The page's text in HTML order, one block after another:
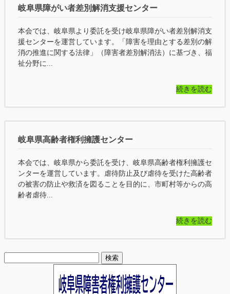
岐阜県障がい者差別解消支援センター
本会では、岐阜県より委託を受け岐阜県障がい者差別解消支
援センターを運営しています。「障害を理由とする差別の解
消の推進に関する法律」（障害者差別解消法）に基づき、福
祉分野に...
続きを読む
岐阜県高齢者権利擁護センター
本会では、岐阜県から委託を受け、岐阜県高齢者権利擁護セ
ンターを運営しています。虐待防止及び虐待を受けた高齢者
の被害の防止や救済を図ることを目的に、市町村等からの高
齢者虐待...
続きを読む